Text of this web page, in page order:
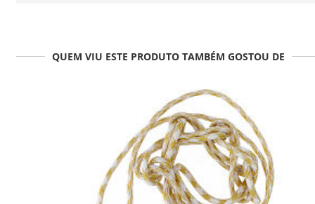
QUEM VIU ESTE PRODUTO TAMBÉM GOSTOU DE